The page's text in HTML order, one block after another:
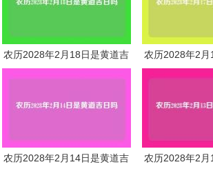
农历2028年2月18日是黄道吉
日吗
农历2028年2
日
农历2028年2月14日是黄道吉
农历2028年2